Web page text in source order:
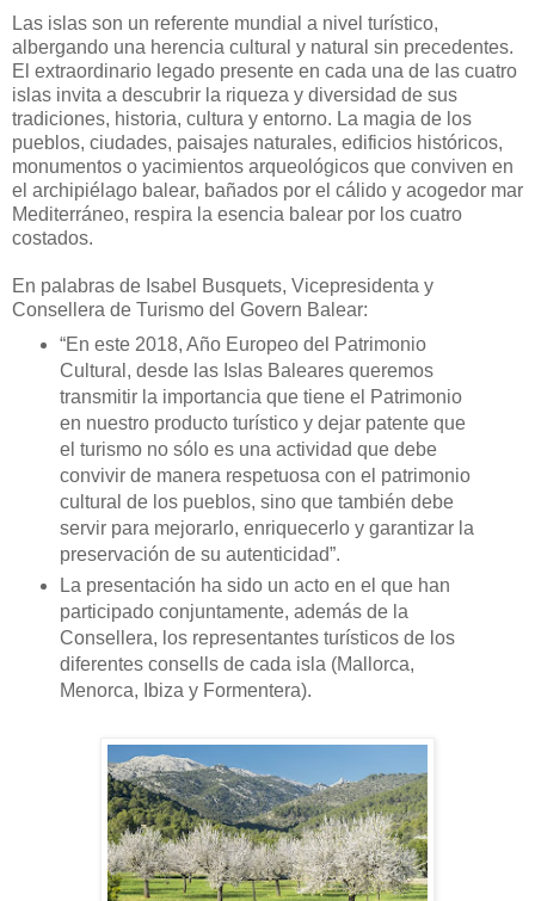
Las islas son un referente mundial a nivel turístico,
albergando una herencia cultural y natural sin precedentes.
El extraordinario legado presente en cada una de las cuatro
islas invita a descubrir la riqueza y diversidad de sus
tradiciones, historia, cultura y entorno. La magia de los
pueblos, ciudades, paisajes naturales, edificios históricos,
monumentos o yacimientos arqueológicos que conviven en
el archipiélago balear, bañados por el cálido y acogedor mar
Mediterráneo, respira la esencia balear por los cuatro
costados.
En palabras de Isabel Busquets, Vicepresidenta y
Consellera de Turismo del Govern Balear:
“En este 2018, Año Europeo del Patrimonio
Cultural, desde las Islas Baleares queremos
transmitir la importancia que tiene el Patrimonio
en nuestro producto turístico y dejar patente que
el turismo no sólo es una actividad que debe
convivir de manera respetuosa con el patrimonio
cultural de los pueblos, sino que también debe
servir para mejorarlo, enriquecerlo y garantizar la
preservación de su autenticidad”.
La presentación ha sido un acto en el que han
participado conjuntamente, además de la
Consellera, los representantes turísticos de los
diferentes consells de cada isla (Mallorca,
Menorca, Ibiza y Formentera).